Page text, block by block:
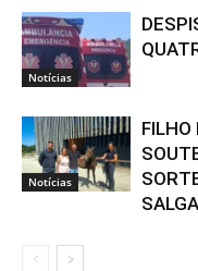
Notícias
Notícias
FILHO